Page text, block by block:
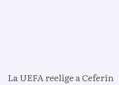
La UEFA reelige a Ceferin